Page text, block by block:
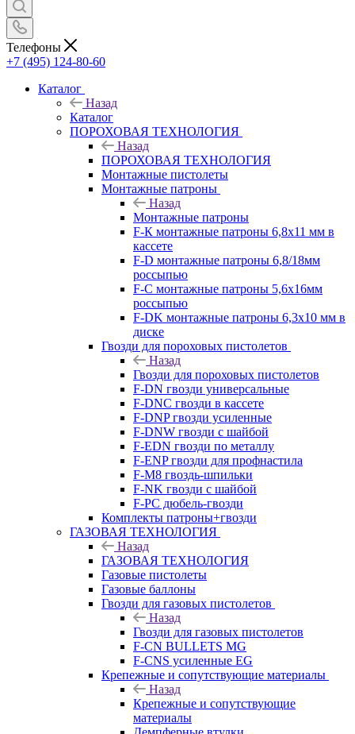
Телефоны
+7 (495) 124-80-60
Каталог
Назад
Каталог
ПОРОХОВАЯ ТЕХНОЛОГИЯ
Назад
ПОРОХОВАЯ ТЕХНОЛОГИЯ
Монтажные пистолеты
Монтажные патроны
Назад
Монтажные патроны
F-К монтажные патроны 6,8х11 мм в
кассете
F-D монтажные патроны 6,8/18мм
россыпью
F-C монтажные патроны 5,6х16мм
россыпью
F-DK монтажные патроны 6,3х10 мм в
диске
Гвозди для пороховых пистолетов
Назад
Гвозди для пороховых пистолетов
F-DN гвозди универсальные
F-DNC гвозди в кассете
F-DNP гвозди усиленные
F-DNW гвозди с шайбой
F-EDN гвозди по металлу
F-ENP гвозди для профнастила
F-M8 гвоздь-шпильки
F-NK гвозди с шайбой
F-PC дюбель-гвозди
Комплекты патроны+гвозди
ГАЗОВАЯ ТЕХНОЛОГИЯ
Назад
ГАЗОВАЯ ТЕХНОЛОГИЯ
Газовые пистолеты
Газовые баллоны
Гвозди для газовых пистолетов
Назад
Гвозди для газовых пистолетов
F-CN BULLETS MG
F-CNS усиленные EG
Крепежные и сопутствующие материалы
Назад
Крепежные и сопутствующие
материалы